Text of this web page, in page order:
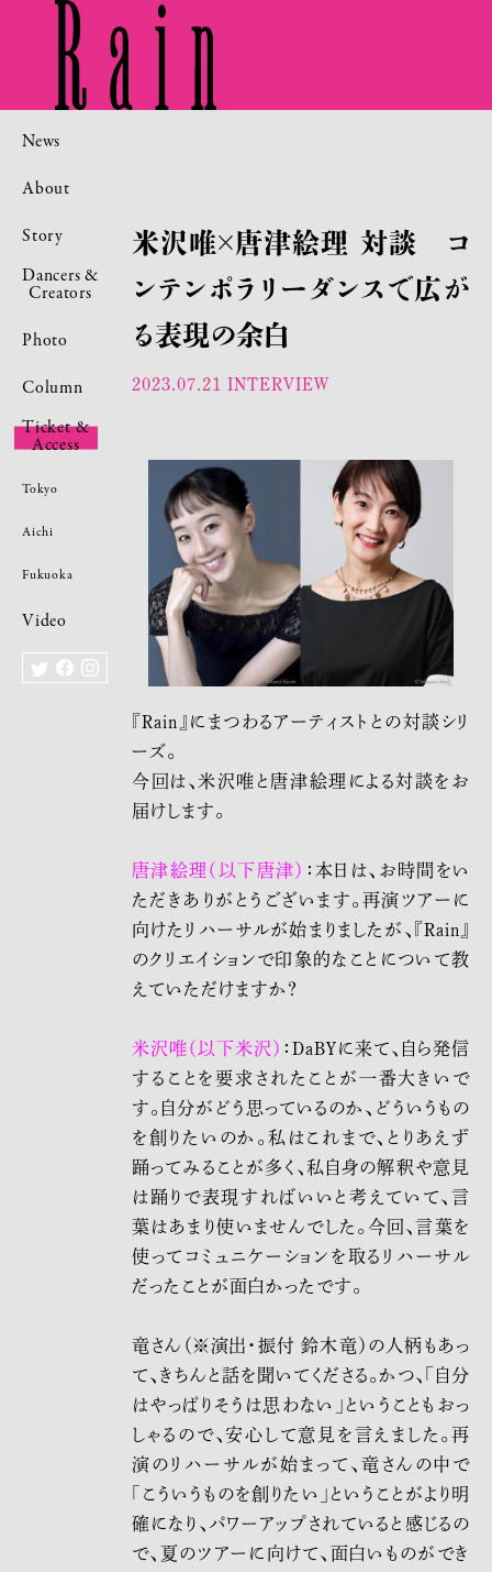
News
About
Story
Dancers &
Creators
Photo
Column
Ticket &
Access
Tokyo
Aichi
Fukuoka
Video
米沢唯×唐津絵理 対談 コ
ンテンポラリーダンスで広が
る表現の余白
2023.07.21 INTERVIEW
『Rain』にまつわるアーティストとの対談シリ
ーズ。
今回は、米沢唯と唐津絵理による対談をお
届けします。
唐津絵理（以下唐津） ：本日は、お時間をい
ただきありがとうございます。再演ツアーに
向けたリハーサルが始まりましたが、『Rain』
のクリエイションで印象的なことについて教
えていただけますか？
米沢唯（以下米沢） ：DaBYに来て、自ら発信
することを要求されたことが一番大きいで
す。自分がどう思っているのか、どういうもの
を創りたいのか。私はこれまで、とりあえず
踊ってみることが多く、私自身の解釈や意見
は踊りで表現すればいいと考えていて、言
葉はあまり使いませんでした。今回、言葉を
使ってコミュニケーションを取るリハーサル
だったことが面白かったです。
竜さん（※演出・振付 鈴木竜）の人柄もあっ
て、きちんと話を聞いてくださる。かつ、「自分
はやっぱりそうは思わない」ということもおっ
しゃるので、安心して意見を言えました。再
演のリハーサルが始まって、竜さんの中で
「こういうものを創りたい」ということがより明
確になり、パワーアップされていると感じるの
で、夏のツアーに向けて、面白いものができ